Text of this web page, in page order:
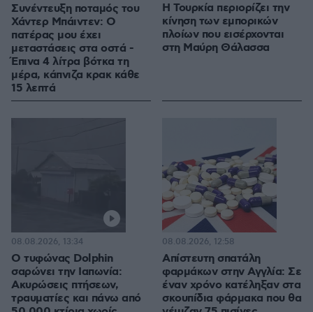
Συνέντευξη ποταμός του
Χάντερ Μπάιντεν: Ο
πατέρας μου έχει
μεταστάσεις στα οστά -
Έπινα 4 λίτρα βότκα τη
μέρα, κάπνιζα κρακ κάθε
15 λεπτά
Η Τουρκία περιορίζει την
κίνηση των εμπορικών
πλοίων που εισέρχονται
στη Μαύρη Θάλασσα
Ο τυφώνας Dolphin
σαρώνει την Ιαπωνία:
Ακυρώσεις πτήσεων,
τραυματίες και πάνω από
08.08.2026, 13:34
Απίστευτη σπατάλη
φαρμάκων στην Αγγλία: Σε
έναν χρόνο κατέληξαν στα
σκουπίδια φάρμακα που θα
08.08.2026, 12:58